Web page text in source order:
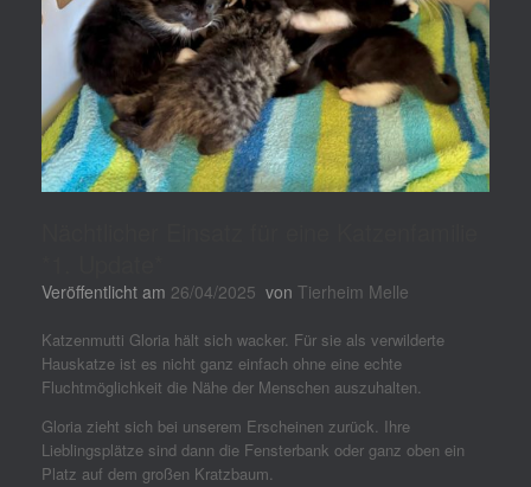
Veröffentlicht am 26/04/2025 von Tierheim Melle
Katzenmutti Gloria hält sich wacker. Für sie als verwilderte
Hauskatze ist es nicht ganz einfach ohne eine echte
Fluchtmöglichkeit die Nähe der Menschen auszuhalten.
Gloria zieht sich bei unserem Erscheinen zurück. Ihre
Lieblingsplätze sind dann die Fensterbank oder ganz oben ein
Platz auf dem großen Kratzbaum.